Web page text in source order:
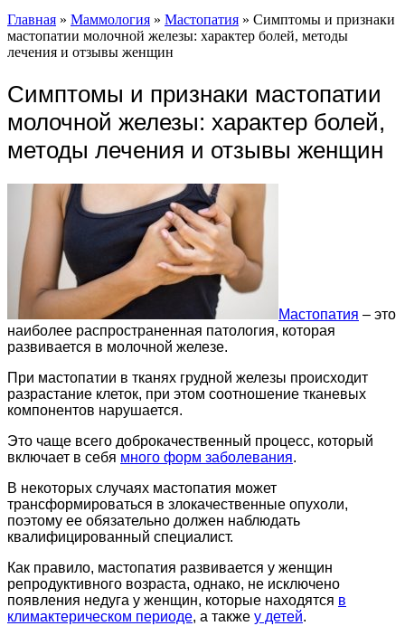
Главная » Маммология » Мастопатия » Симптомы и признаки
мастопатии молочной железы: характер болей, методы
лечения и отзывы женщин
Симптомы и признаки мастопатии
молочной железы: характер болей,
методы лечения и отзывы женщин
Мастопатия – это
наиболее распространенная патология, которая
развивается в молочной железе.
При мастопатии в тканях грудной железы происходит
разрастание клеток, при этом соотношение тканевых
компонентов нарушается.
Это чаще всего доброкачественный процесс, который
включает в себя много форм заболевания.
В некоторых случаях мастопатия может
трансформироваться в злокачественные опухоли,
поэтому ее обязательно должен наблюдать
квалифицированный специалист.
Как правило, мастопатия развивается у женщин
репродуктивного возраста, однако, не исключено
появления недуга у женщин, которые находятся в
климактерическом периоде, а также у детей.